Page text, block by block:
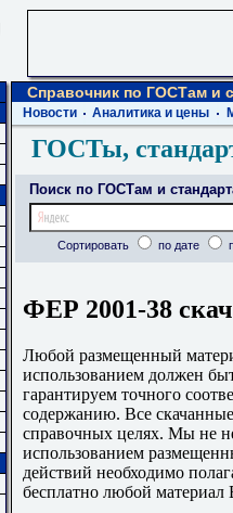
Справочник по ГОСТам и
Новости Аналитика и цены
ГОСТы,
Поиск по ГОСТам и
Сортировать по дате
ФЕР 2001-38
Любой размещенный
использованием должен
гарантируем точного
содержанию. Все
справочных целях. Мы не
использованием
действий необходимо
бесплатно любой материал